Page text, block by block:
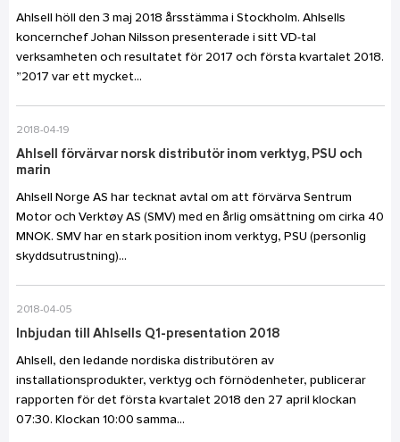
Ahlsell höll den 3 maj 2018 årsstämma i Stockholm. Ahlsells
koncernchef Johan Nilsson presenterade i sitt VD-tal
verksamheten och resultatet för 2017 och första kvartalet 2018.
”2017 var ett mycket...
2018-04-19
Ahlsell förvärvar norsk distributör inom verktyg, PSU och
marin
Ahlsell Norge AS har tecknat avtal om att förvärva Sentrum
Motor och Verktøy AS (SMV) med en årlig omsättning om cirka 40
MNOK. SMV har en stark position inom verktyg, PSU (personlig
skyddsutrustning)...
2018-04-05
Inbjudan till Ahlsells Q1-presentation 2018
Ahlsell, den ledande nordiska distributören av
installationsprodukter, verktyg och förnödenheter, publicerar
rapporten för det första kvartalet 2018 den 27 april klockan
07:30. Klockan 10:00 samma...